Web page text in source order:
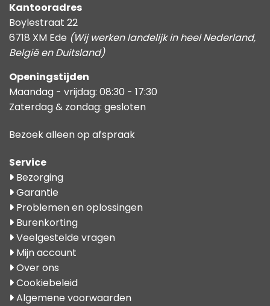
Kantooradres
Boylestraat 22
6718 XM Ede (Wij werken landelijk in heel Nederland,
België en Duitsland)
Openingstijden
Maandag - vrijdag: 08:30 - 17:30
Zaterdag & zondag: gesloten
Bezoek alleen op afspraak
Service
Bezorging
Garantie
Problemen en oplossingen
Burenkorting
Veelgestelde vragen
Mijn account
Over ons
Cookiebeleid
Algemene voorwaarden